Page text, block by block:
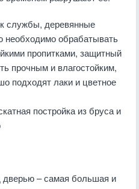
службы, деревянные
необходимо обрабатывать
пропитками, защитный
прочным и влагостойким,
подходят лаки и цветное
постройка из бруса и
– самая большая и